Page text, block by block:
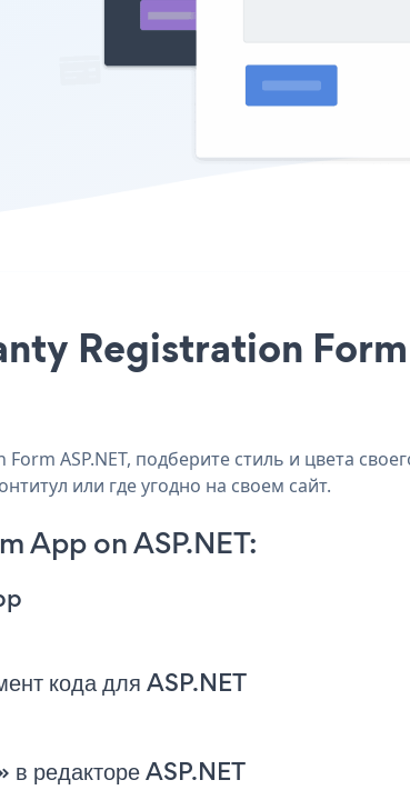
Registration
ASP.NET, подберите стиль и цвета
или где угодно на своем сайт.
App on ASP.NET:
кода для ASP.NET
в редакторе ASP.NET